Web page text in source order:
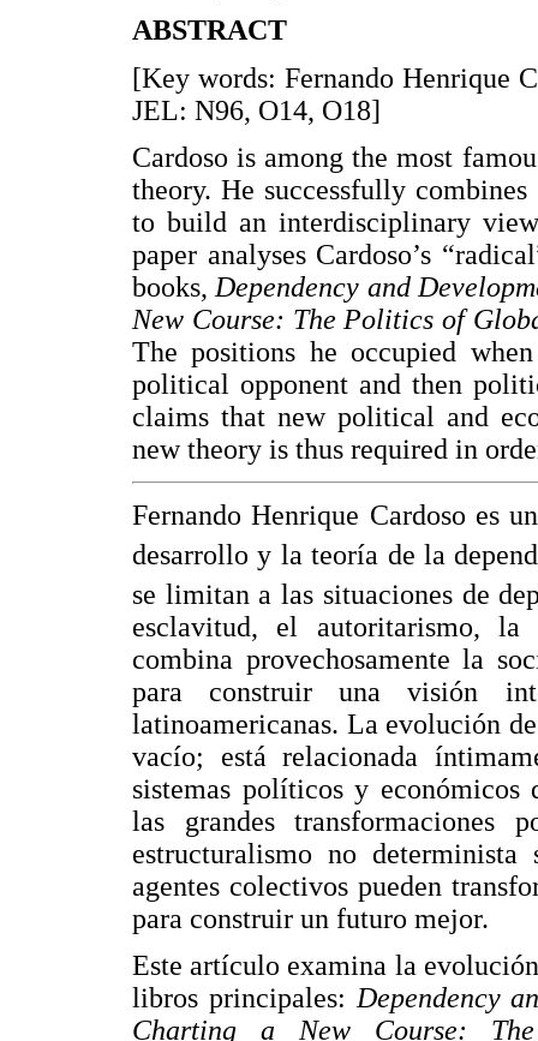
ABSTRACT
[Key words: Fernando Henrique
JEL: N96, O14, O18]
Cardoso is among the most
theory. He successfully
to build an interdisciplinary
paper analyses Cardoso’s
books,Dependency and
New Course: The Politics of
The positions he occupied
political opponent and then
claims that new political and
new theory is thus required in
Fernando Henrique Cardoso es
desarrollo y la teoría de la
se limitan a las situaciones de
esclavitud, el autoritarismo, la
combina provechosamente la
para construir una visión
latinoamericanas. La evolución
vacío; está relacionada
sistemas políticos y económicos
las grandes transformaciones
estructuralismo no
agentes colectivos pueden
para construir un futuro mejor.
Este artículo examina la
libros principales: Dependency
Charting a New Course: